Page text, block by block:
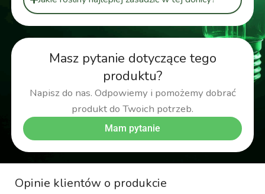
Masz pytanie dotyczące tego
produktu?
Napisz do nas. Odpowiemy i pomożemy dobrać
produkt do Twoich potrzeb.
Mam pytanie
Opinie klientów o produkcie